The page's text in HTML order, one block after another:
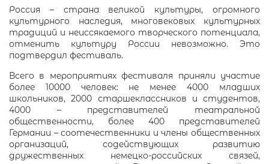
Россия – страна великой культуры, огромного
культурного наследия, многовековых культурных
традиций и неиссякаемого творческого потенциала,
отменить культуру России невозможно. Это
подтвердил фестиваль.
Всего в мероприятиях фестиваля приняли участие
более 10000 человек: не менее 4000 младших
школьников, 2000 старшеклассников и студентов,
4000 – представителей театральной
общественности, более 400 представителей
Германии – соотечественники и члены общественных
организаций, содействующих развитию
дружественных немецко-российских связей,